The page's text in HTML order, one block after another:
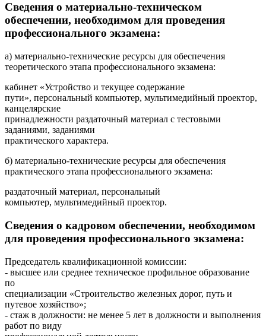
Сведения о материально-техническом
обеспечении, необходимом для проведения
профессионального экзамена:
а) материально-технические ресурсы для обеспечения
теоретического этапа профессионального экзамена:
кабинет «Устройство и текущее содержание
пути», персональный компьютер, мультимедийный проектор,
канцелярские
принадлежности раздаточный материал с тестовыми
заданиями, заданиями
практического характера.
б) материально-технические ресурсы для обеспечения
практического этапа профессионального экзамена:
раздаточный материал, персональный
компьютер, мультимедийный проектор.
Сведения о кадровом обеспечении, необходимом
для проведения профессионального экзамена:
Председатель квалификационной комиссии:
- высшее или среднее техническое профильное образование
по
специализации «Строительство железных дорог, путь и
путевое хозяйство»;
- стаж в должности: не менее 5 лет в должности и выполнения
работ по виду